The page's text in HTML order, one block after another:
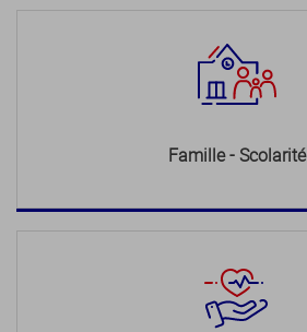
Famille - Scolarité